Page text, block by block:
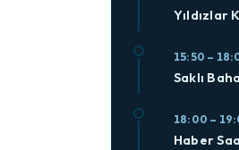
Yıldızlar
15:50 –
Saklı
18:00 –
Haber